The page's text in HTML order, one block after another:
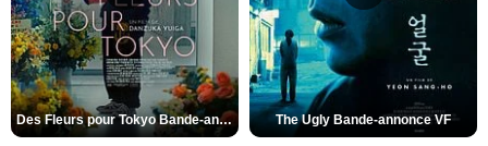
Des Fleurs pour Tokyo Bande-annonce VO STFR The Ugly Bande-annonce VF